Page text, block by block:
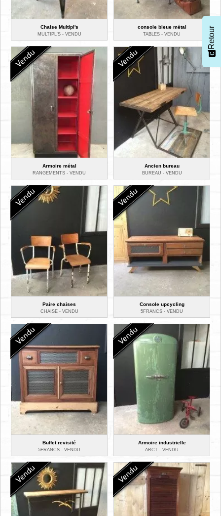
Chaise Multipl's
MULTIPL'S - VENDU
console bleue métal
TABLES - VENDU
Armoire métal
RANGEMENTS - VENDU
Ancien bureau
BUREAU - VENDU
Paire chaises
CHAISE - VENDU
Console upcycling
5FRANCS - VENDU
Buffet revisité
5FRANCS - VENDU
Armoire industrielle
ARCT - VENDU
Retour